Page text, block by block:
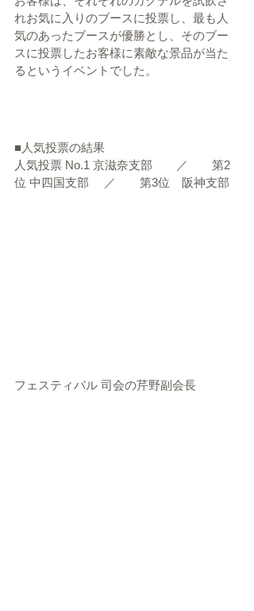
れお気に入りのブースに投票し、最も人
気のあったブースが優勝とし、そのブー
スに投票したお客様に素敵な景品が当た
るというイベントでした。
■人気投票の結果
人気投票 No.1 京滋奈支部　　／　　第2
位 中四国支部 　／　　第3位　阪神支部
フェスティバル 司会の芹野副会長